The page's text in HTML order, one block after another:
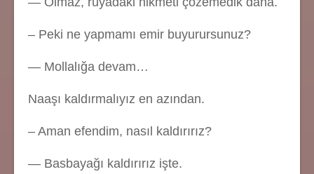
– Peki ne yapmamı emir buyurursunuz?
— Mollalığa devam…
Naaşı kaldırmalıyız en azından.
– Aman efendim, nasıl kaldırırız?
— Basbayağı kaldırırız işte.